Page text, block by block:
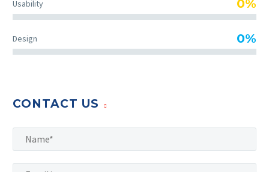
Usability 0%
Design 0%
CONTACT US